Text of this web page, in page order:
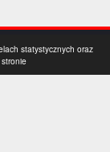
statystycznych oraz